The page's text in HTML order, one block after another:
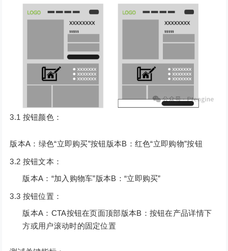
3.1 按钮颜色：
版本A：绿色“立即购买”按钮版本B：红色“立即购物”按钮
3.2 按钮文本：
版本A：“加入购物车”版本B：“立即购买”
3.3 按钮位置：
版本A：CTA按钮在页面顶部版本B：按钮在产品详情下
方或用户滚动时的固定位置